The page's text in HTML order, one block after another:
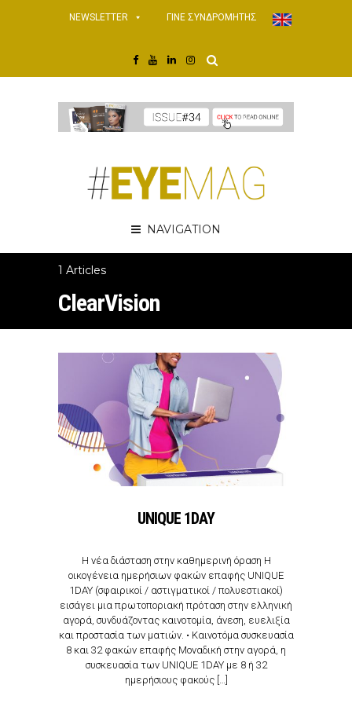
NEWSLETTER ΓΙΝΕ ΣΥΝΔΡΟΜΗΤΗΣ
NAVIGATION
1 Articles
ClearVision
UNIQUE 1DAY
Η νέα διάσταση στην καθημερινή όραση Η
οικογένεια ημερήσιων φακών επαφής UNIQUE
1DAY (σφαιρικοί / αστιγματικοί / πολυεστιακοί)
εισάγει μια πρωτοποριακή πρόταση στην ελληνική
αγορά, συνδυάζοντας καινοτομία, άνεση, ευελιξία
και προστασία των ματιών. • Καινοτόμα συσκευασία
8 και 32 φακών επαφής Μοναδική στην αγορά, η
συσκευασία των UNIQUE 1DAY με 8 ή 32
ημερήσιους φακούς […]